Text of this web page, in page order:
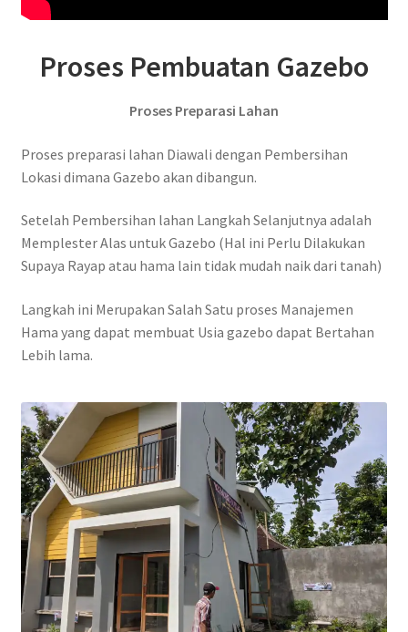
Proses Pembuatan Gazebo
Proses Preparasi Lahan
Proses preparasi lahan Diawali dengan Pembersihan
Lokasi dimana Gazebo akan dibangun.
Setelah Pembersihan lahan Langkah Selanjutnya adalah
Memplester Alas untuk Gazebo (Hal ini Perlu Dilakukan
Supaya Rayap atau hama lain tidak mudah naik dari tanah)
Langkah ini Merupakan Salah Satu proses Manajemen
Hama yang dapat membuat Usia gazebo dapat Bertahan
Lebih lama.